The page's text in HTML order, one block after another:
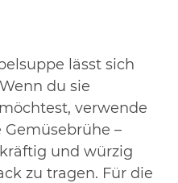
lässt sich
du sie
verwende
–
und würzig
zu tragen. Für die